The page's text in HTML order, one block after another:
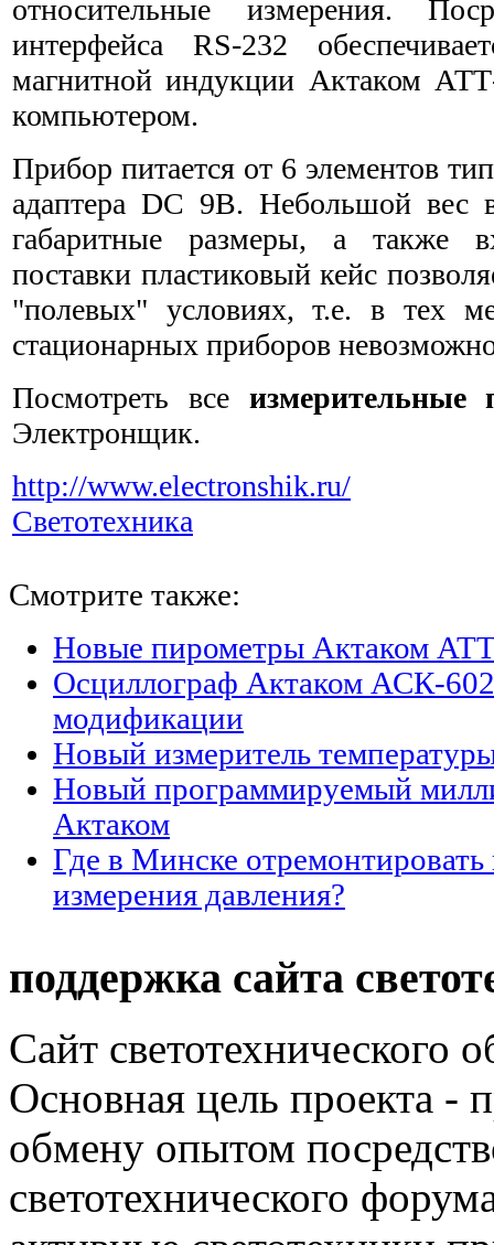
относительные измерения.
интерфейса RS-232
магнитной индукции Актаком
компьютером.
Прибор питается от 6 элементов
адаптера DC 9В. Небольшой вес
габаритные размеры, а также
поставки пластиковый кейс
"полевых" условиях, т.е. в тех
стационарных приборов
Посмотреть все измерительные
Электронщик.
http://www.electronshik.ru/
Светотехника
Смотрите также:
Новые пирометры Актаком
Осциллограф Актаком АСК-
модификации
Новый измеритель
Новый программируемый
Актаком
Где в Минске
измерения давления?
поддержка сайта
Сайт светотехнического
Основная цель проекта -
обмену опытом
светотехнического